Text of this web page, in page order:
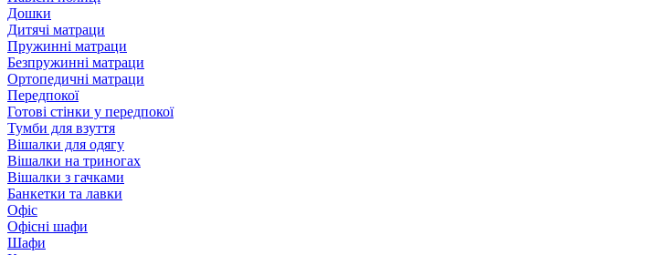
Дошки
Дитячі матраци
Пружинні матраци
Безпружинні матраци
Ортопедичні матраци
Передпокої
Готові стінки у передпокої
Тумби для взуття
Вішалки для одягу
Вішалки на триногах
Вішалки з гачками
Банкетки та лавки
Офіс
Офісні шафи
Шафи